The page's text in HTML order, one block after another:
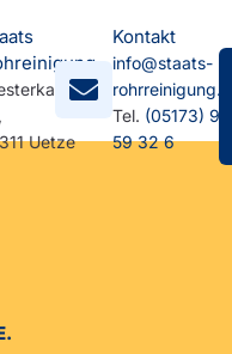
Uetze
Kontakt
info@staats-
rohrreinigung.de
Tel. (05173) 92
59 32 6